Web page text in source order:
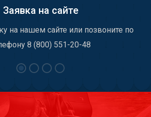
Заявка на сайте
на нашем сайте или позвоните по
8 (800) 551-20-48